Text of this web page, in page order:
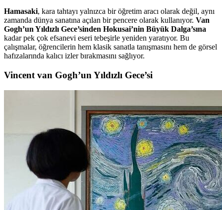
Hamasaki, kara tahtayı yalnızca bir öğretim aracı olarak değil, aynı
zamanda dünya sanatına açılan bir pencere olarak kullanıyor. Van
Gogh’un Yıldızlı Gece’sinden Hokusai’nin Büyük Dalga’sına
kadar pek çok efsanevi eseri tebeşirle yeniden yaratıyor. Bu
çalışmalar, öğrencilerin hem klasik sanatla tanışmasını hem de görsel
hafızalarında kalıcı izler bırakmasını sağlıyor.
Vincent van Gogh’un Yıldızlı Gece’si